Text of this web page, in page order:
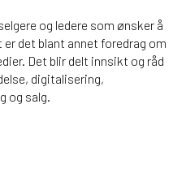
og ledere som ønsker å
det blant annet foredrag om
Det blir delt innsikt og råd
digitalisering,
og salg.